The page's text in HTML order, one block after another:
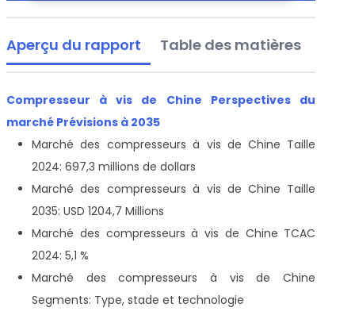
Aperçu du rapport Table des matières
Compresseur à vis de Chine Perspectives du
marché Prévisions à 2035
Marché des compresseurs à vis de Chine Taille
2024: 697,3 millions de dollars
Marché des compresseurs à vis de Chine Taille
2035: USD 1204,7 Millions
Marché des compresseurs à vis de Chine TCAC
2024: 5,1 %
Marché des compresseurs à vis de Chine
Segments: Type, stade et technologie